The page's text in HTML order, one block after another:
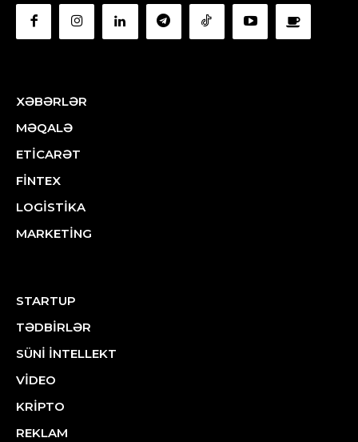
XƏBƏRLƏR
MƏQALƏ
ETİCARƏT
FİNTEX
LOGİSTİKA
MARKETİNG
STARTUP
TƏDBİRLƏR
SÜNİ İNTELLEKT
VİDEO
KRİPTO
REKLAM